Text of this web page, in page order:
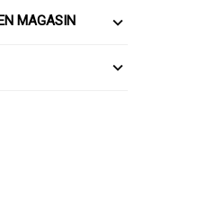
MAGASIN